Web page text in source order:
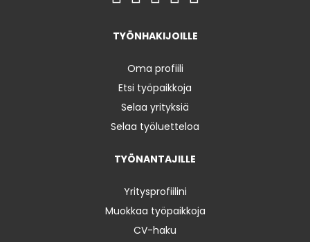
TYÖNHAKIJOILLE
Oma profiili
Etsi työpaikkoja
Selaa yrityksiä
Selaa työluetteloa
TYÖNANTAJILLE
Yritysprofiilini
Muokkaa työpaikkoja
CV-haku